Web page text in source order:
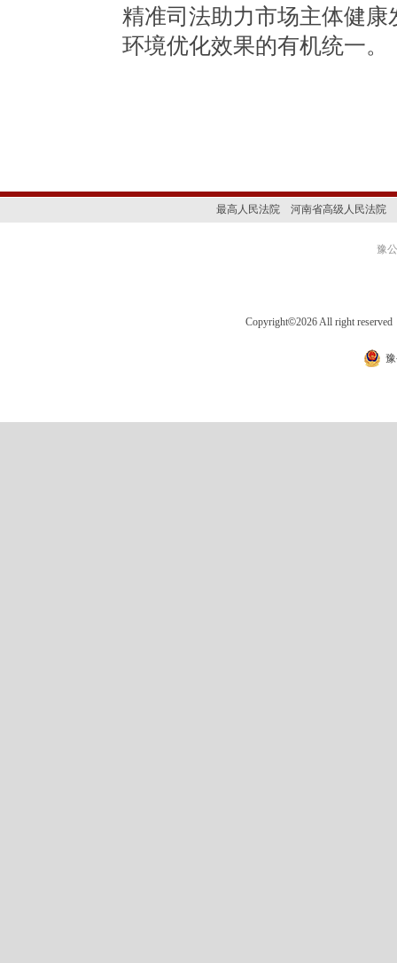
精准司法助力市场主体健
环境优化效果的有机统一。
最高人民法院 河南省高级人民法院
豫
Copyright©2026 All right